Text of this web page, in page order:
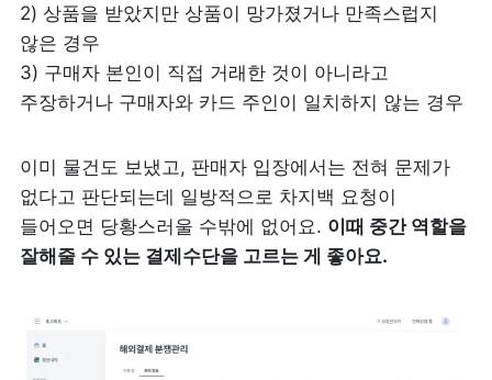
2) 상품을 받았지만 상품이 망가졌거나 만족스럽지
않은 경우
3) 구매자 본인이 직접 거래한 것이 아니라고
주장하거나 구매자와 카드 주인이 일치하지 않는 경우
이미 물건도 보냈고, 판매자 입장에서는 전혀 문제가
없다고 판단되는데 일방적으로 차지백 요청이
들어오면 당황스러울 수밖에 없어요. 이때 중간 역할을
잘해줄 수 있는 결제수단을 고르는 게 좋아요.